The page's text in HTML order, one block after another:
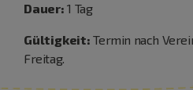
Dauer: 1 Tag
Gültigkeit: Termin nach
Freitag.